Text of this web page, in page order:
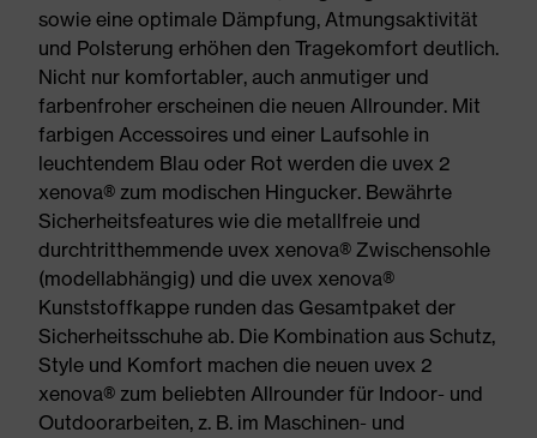
sowie eine optimale Dämpfung, Atmungsaktivität
und Polsterung erhöhen den Tragekomfort deutlich.
Nicht nur komfortabler, auch anmutiger und
farbenfroher erscheinen die neuen Allrounder. Mit
farbigen Accessoires und einer Laufsohle in
leuchtendem Blau oder Rot werden die uvex 2
xenova® zum modischen Hingucker. Bewährte
Sicherheitsfeatures wie die metallfreie und
durchtritthemmende uvex xenova® Zwischensohle
(modellabhängig) und die uvex xenova®
Kunststoffkappe runden das Gesamtpaket der
Sicherheitsschuhe ab. Die Kombination aus Schutz,
Style und Komfort machen die neuen uvex 2
xenova® zum beliebten Allrounder für Indoor- und
Outdoorarbeiten, z. B. im Maschinen- und